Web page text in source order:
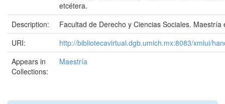
etcétera.
Description:
Facultad de Derecho y Ciencias Sociales. Maestría
URI:
http://bibliotecavirtual.dgb.umich.mx:8083/xmlui/
Appears in
Collections:
Maestría